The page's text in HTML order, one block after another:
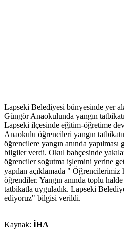
Lapseki Belediyesi bünyesinde yer
Güngör Anaokulunda yangın
Lapseki ilçesinde eğitim-öğretime
Anaokulu öğrencileri yangın
öğrencilere yangın anında
bilgiler verdi. Okul bahçesinde
öğrenciler soğutma işlemini yerine
yapılan açıklamada " Öğrencilerimiz
öğrendiler. Yangın anında toplu
tatbikatla uyguladık. Lapseki
ediyoruz" bilgisi verildi.
Kaynak: İHA